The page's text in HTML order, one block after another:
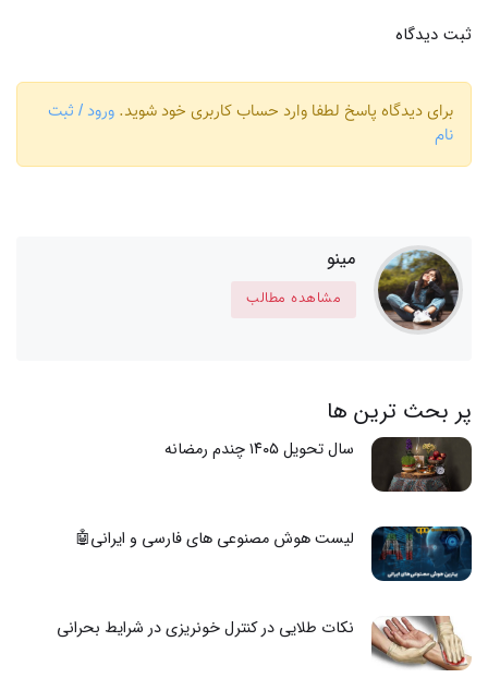
ثبت دیدگاه
برای دیدگاه پاسخ لطفا وارد حساب کاربری خود شوید. ورود / ثبت
نام
مینو
مشاهده مطالب
پر بحث ترین ها
سال تحویل ۱۴۰۵ چندم رمضانه
لیست هوش مصنوعی های فارسی و ایرانی🤖
نکات طلایی در کنترل خونریزی در شرایط بحرانی